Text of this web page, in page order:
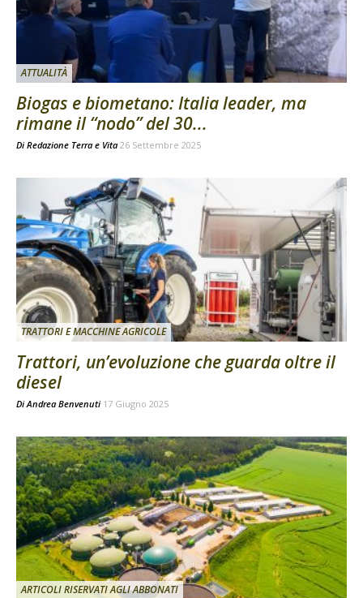
ATTUALITÀ
Biogas e biometano: Italia leader, ma
rimane il “nodo” del 30...
Di Redazione Terra e Vita 26 Settembre 2025
TRATTORI E MACCHINE AGRICOLE
Trattori, un’evoluzione che guarda oltre il
diesel
Di Andrea Benvenuti 17 Giugno 2025
ARTICOLI RISERVATI AGLI ABBONATI